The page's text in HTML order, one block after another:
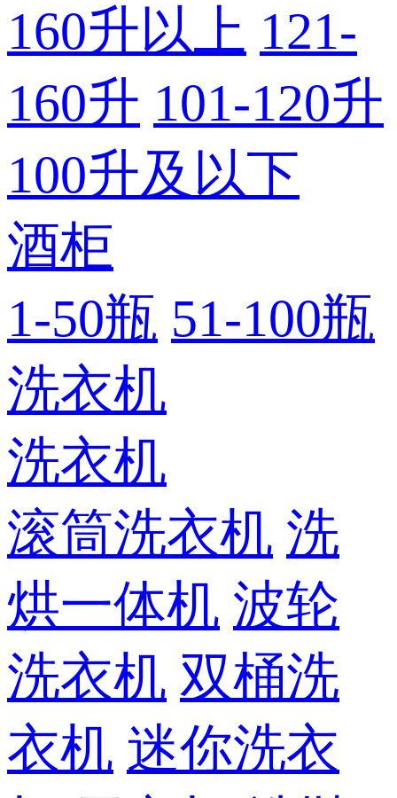
160升以上 121-
160升 101-120升
100升及以下
酒柜
1-50瓶 51-100瓶
洗衣机
洗衣机
滚筒洗衣机 洗
烘一体机 波轮
洗衣机 双桶洗
衣机 迷你洗衣